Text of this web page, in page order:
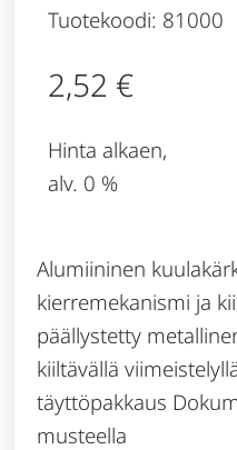
Tuotekoodi: 81000
2,52 €
Hinta alkaen,
alv. 0 %
Alumiininen
kierremekanismi ja
päällystetty
kiiltävällä
täyttöpakkaus
musteella